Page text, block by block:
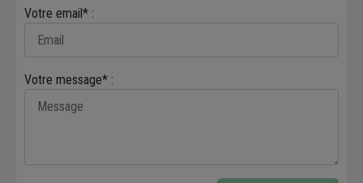
Votre email* :
Votre message* :